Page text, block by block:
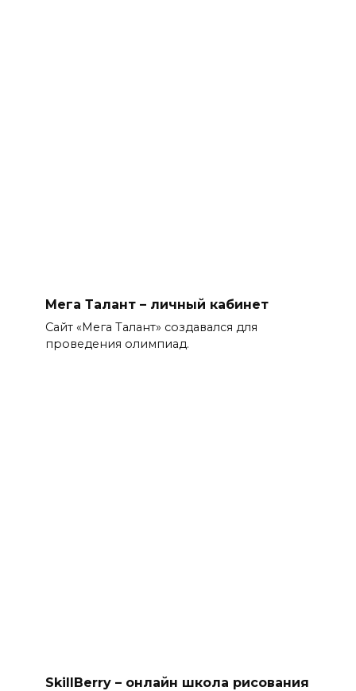
Мега Талант – личный кабинет
Сайт «Мега Талант» создавался для
проведения олимпиад.
SkillBerry – онлайн школа рисования